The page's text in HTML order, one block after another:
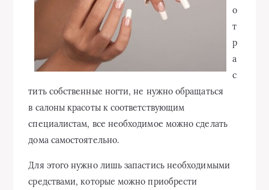
о
т
р
а
с
тить собственные ногти, не нужно обращаться
в салоны красоты к соответствующим
специалистам, все необходимое можно сделать
дома самостоятельно.
Для этого нужно лишь запастись необходимыми
средствами, которые можно приобрести